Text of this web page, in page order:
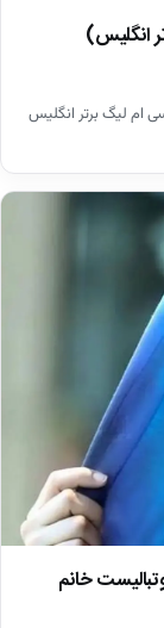
ام لیگ برتر انگلیس
خانم